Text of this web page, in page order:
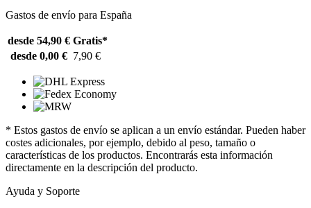
Gastos de envío para España
desde 54,90 € Gratis*
desde 0,00 € 7,90 €
* Estos gastos de envío se aplican a un envío estándar. Pueden haber
costes adicionales, por ejemplo, debido al peso, tamaño o
características de los productos. Encontrarás esta información
directamente en la descripción del producto.
Ayuda y Soporte